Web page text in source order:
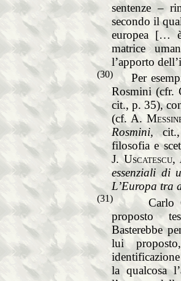
sentenze –
secondo il
europea […
matrice
l’apporto
(30)
Per
Rosmini (cfr.
cit., p. 35),
(cf.A.
Rosmini, cit.,
filosofia e
J. Uscatescu,
essenziali di
L’Europa tra
(31)
Carlo
proposto
Basterebbe
lui
la qualcosa